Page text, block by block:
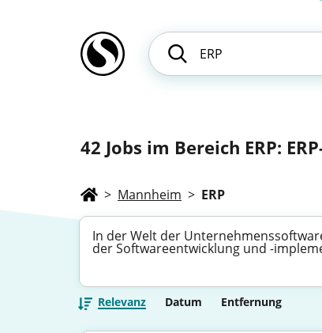
42 Jobs im Bereich ERP:
> Mannheim > ERP
In der Welt der
der Softwareentwicklung und -
Relevanz Datum Entfernung